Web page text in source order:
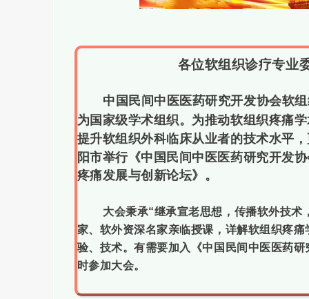
各位软组织诊疗专业
中国民间中医医药研究开发协会软
为国家级学术组织。为推动软组织疼痛
提升软组织外科临床从业者的技术水平
阳市举行《中国民间中医医药研究开发
疼痛发展与创新论坛》。
大会秉承“继承宣老思想，传播软外技术
家、软外资深名家亲临授课，详解软组织疼
验、技术。有需要加入《中国民间中医医药
时参加大会。